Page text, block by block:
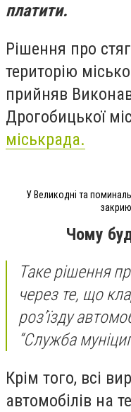
платити.
Рішення про
територію
прийняв
Дрогобицької
міськрада.
У Великодні та
Чому
Таке рішення
через те, що
роз’їзду
“Служба
Крім того, всі
автомобілів на